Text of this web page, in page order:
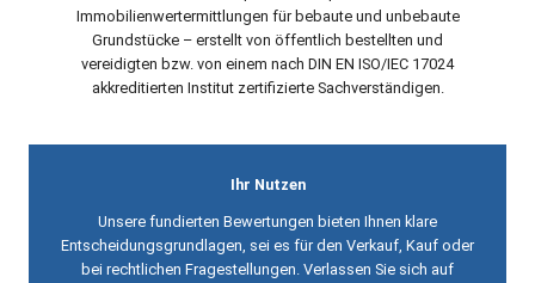
Immobilienwertermittlungen für bebaute und unbebaute
Grundstücke – erstellt von öffentlich bestellten und
vereidigten bzw. von einem nach DIN EN ISO/IEC 17024
akkreditierten Institut zertifizierte Sachverständigen.
Ihr Nutzen
Unsere fundierten Bewertungen bieten Ihnen klare
Entscheidungsgrundlagen, sei es für den Verkauf, Kauf oder
bei rechtlichen Fragestellungen. Verlassen Sie sich auf